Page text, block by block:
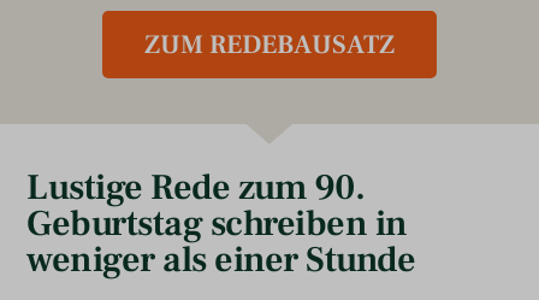
ZUM REDEBAUSATZ
Lustige Rede zum 90.
Geburtstag schreiben in
weniger als einer Stunde